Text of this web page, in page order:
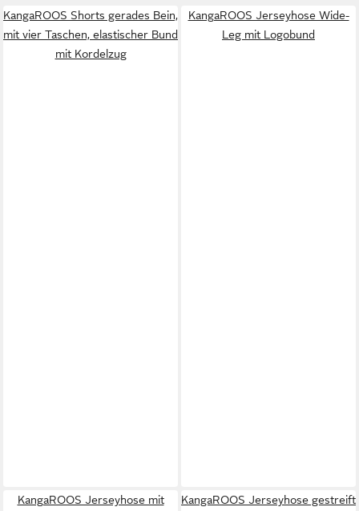
KangaROOS Shorts gerades Bein,
mit vier Taschen, elastischer Bund
mit Kordelzug
KangaROOS Jerseyhose Wide-
Leg mit Logobund
KangaROOS Jerseyhose mit
KangaROOS Jerseyhose gestreift